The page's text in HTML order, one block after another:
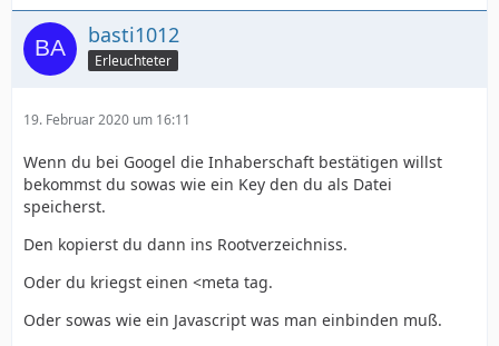
basti1012
Erleuchteter
19. Februar 2020 um 16:11
Wenn du bei Googel die Inhaberschaft bestätigen willst
bekommst du sowas wie ein Key den du als Datei
speicherst.
Den kopierst du dann ins Rootverzeichniss.
Oder du kriegst einen <meta tag.
Oder sowas wie ein Javascript was man einbinden muß.